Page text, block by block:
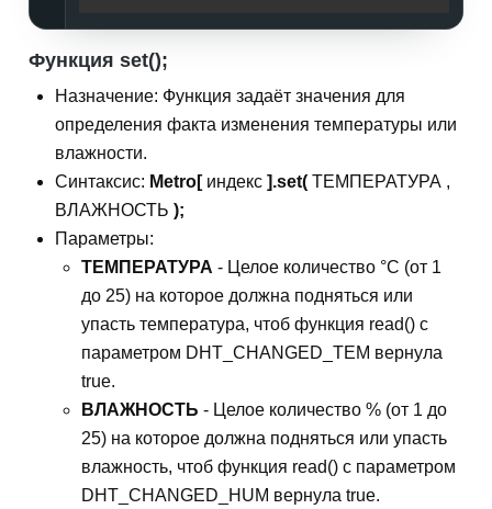
Функция set();
Назначение: Функция задаёт значения для
определения факта изменения температуры или
влажности.
Синтаксис: Metro[индекс ].set( ТЕМПЕРАТУРА ,
ВЛАЖНОСТЬ );
Параметры:
ТЕМПЕРАТУРА - Целое количество °С (от 1
до 25) на которое должна подняться или
упасть температура, чтоб функция read() с
параметром DHT_CHANGED_TEM вернула
true.
ВЛАЖНОСТЬ - Целое количество % (от 1 до
25) на которое должна подняться или упасть
влажность, чтоб функция read() с параметром
DHT_CHANGED_HUM вернула true.